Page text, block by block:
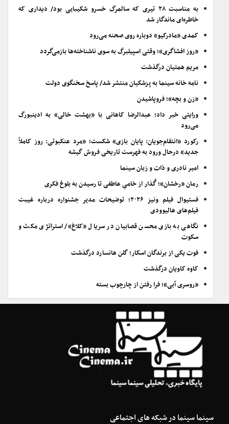
به مناسبت ۲۸ تیری که سالمرگ خسرو شکیبایی بود/ دیداری که
خاطره‌ای ماندگار شد
کمدی «مادرکیو» دوباره روی صحنه می‌رود
«روز افشاگری»؛ وقتی اسپیلبرگ به سوی ناشناخته‌ها بازمی‌گردد
مریم همتیان درگذشت
نامه خانه سینما به پزشکیان منتشر شد/ پاسخ سخنگوی دولت
«زن و بچه»؛ فروپاشیدن
ورایتی خبر داد؛ عبدالرضا کاهانی با «بهشت خالی» به ادینبورگ
می‌رود
رکورد «انتقام‌جویان: پایان بازی» شکست؛ «مرد عنکبوتی: روز کاملاً
جدید» درحال ورود به فهرست تاریخی فروش گیشه
امیر نادری و ذات و زبان سینما
رمان «رخشان»؛ گُذار از خامیِ عاطفی تا رسیدن به بلوغ فکری
فستیوال فیلم ونیز ۲۰۲۶؛ توضیحات مدیر جشنواره درباره غیبت
فیلم‌های هالیوودی
نگاهی به بازی محسن قصابیان در سریال «کلاغ»/ استراتژی مکث و
سکوت
فوت یکی از برندگان اسکار؛ گلن هانسارد درگذشت
کاوه کاویان درگذشت
«روسری آبی»؛ فرا رفتن از چارچوب بسته
سینما سینما در شبکه های اجتماعی